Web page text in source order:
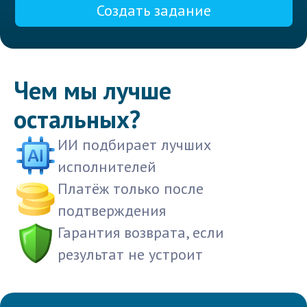
Создать задание
Чем мы лучше
остальных?
ИИ подбирает лучших
исполнителей
Платёж только после
подтверждения
Гарантия возврата, если
результат не устроит